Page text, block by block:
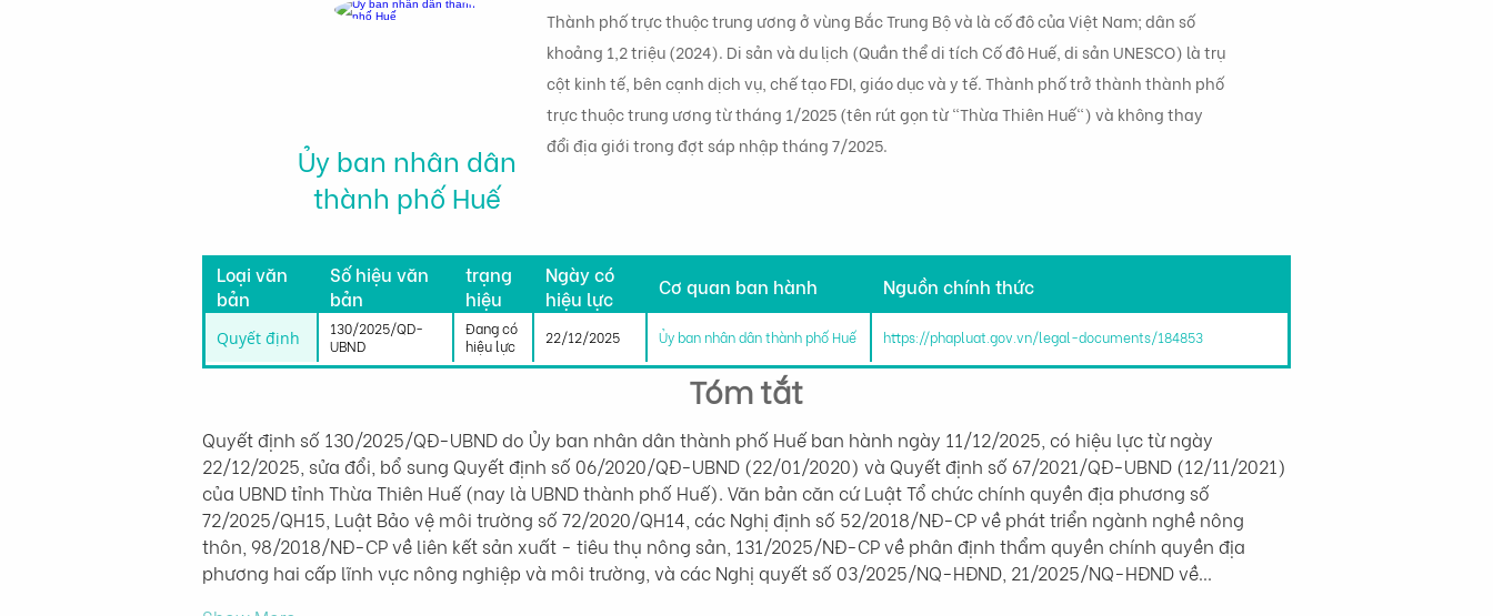
Ủy ban nhân dân
thành phố Huế
Thành phố trực thuộc trung ương ở vùng Bắc Trung Bộ và là cố đô của Việt Nam; dân số
khoảng 1,2 triệu (2024). Di sản và du lịch (Quần thể di tích Cố đô Huế, di sản UNESCO) là trụ
cột kinh tế, bên cạnh dịch vụ, chế tạo FDI, giáo dục và y tế. Thành phố trở thành thành phố
trực thuộc trung ương từ tháng 1/2025 (tên rút gọn từ "Thừa Thiên Huế") và không thay
đổi địa giới trong đợt sáp nhập tháng 7/2025.
Loại văn
bản
Số hiệu văn
bản
trạng
hiệu
lực
Ngày có
hiệu lực
Cơ quan ban hành Nguồn chính thức
Quyết định
130/2025/QD-
UBND
Đang có
hiệu lực
22/12/2025 Ủy ban nhân dân thành phố Huế https://phapluat.gov.vn/legal-documents/184853
Tóm tắt
Quyết định số 130/2025/QĐ-UBND do Ủy ban nhân dân thành phố Huế ban hành ngày 11/12/2025, có hiệu lực từ ngày
22/12/2025, sửa đổi, bổ sung Quyết định số 06/2020/QĐ-UBND (22/01/2020) và Quyết định số 67/2021/QĐ-UBND (12/11/2021)
của UBND tỉnh Thừa Thiên Huế (nay là UBND thành phố Huế). Văn bản căn cứ Luật Tổ chức chính quyền địa phương số
72/2025/QH15, Luật Bảo vệ môi trường số 72/2020/QH14, các Nghị định số 52/2018/NĐ-CP về phát triển ngành nghề nông
thôn, 98/2018/NĐ-CP về liên kết sản xuất - tiêu thụ nông sản, 131/2025/NĐ-CP về phân định thẩm quyền chính quyền địa
phương hai cấp lĩnh vực nông nghiệp và môi trường, và các Nghị quyết số 03/2025/NQ-HĐND, 21/2025/NQ-HĐND về…